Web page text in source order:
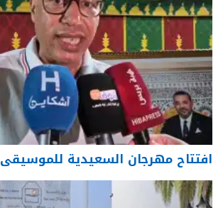
افتتاح مهرجان السعيدية للموسيقى